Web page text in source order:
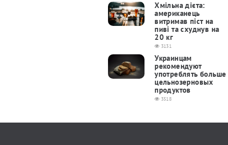
Хмільна дієта:
американець
витримав піст на
пиві та схуднув на
20 кг
3131
Украинцам
рекомендуют
употреблять больше
цельнозерновых
продуктов
3518